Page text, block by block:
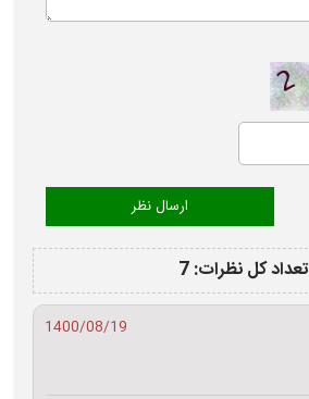
تعداد کل نظرات: 7
1400/08/19